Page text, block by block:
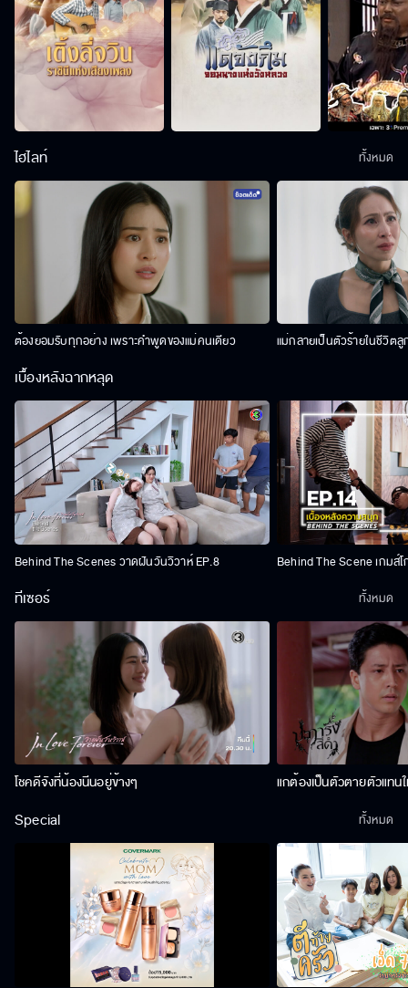
ไฮไลท์
ต้องยอมรับทุกอย่าง เพราะคำพูดของแม่คนเดียว แม่กลายเป็นตัวร้ายในชีวิตลู
ทั้งหมด
เบื้องหลังฉากหลุด
Behind The Scenes วาดฝันวันวิวาห์ EP.8 Behind The Scene เกมส์
ทีเซอร์
โชคดีจังที่น้องนีนอยู่ข้างๆ แกต้องเป็นตัวตายตัวแทน
ทั้งหมด
Special ทั้งหมด